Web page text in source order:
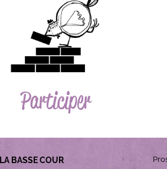
Participer
LA BASSE COUR